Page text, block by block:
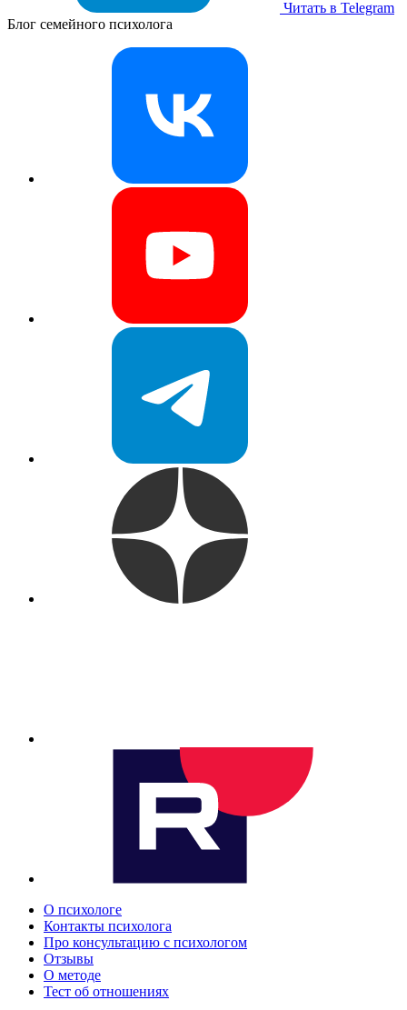
Читать в Telegram
Блог семейного психолога
О психологе
Контакты психолога
Про консультацию с психологом
Отзывы
О методе
Тест об отношениях